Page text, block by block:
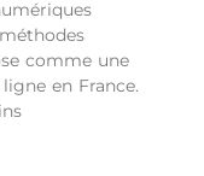
comme une
en France.